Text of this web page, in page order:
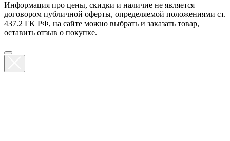
Информация про цены, скидки и наличие не является
договором публичной оферты, определяемой положениями ст.
437.2 ГK РФ, на сайте можно выбрать и заказать товар,
оставить отзыв о покупке.